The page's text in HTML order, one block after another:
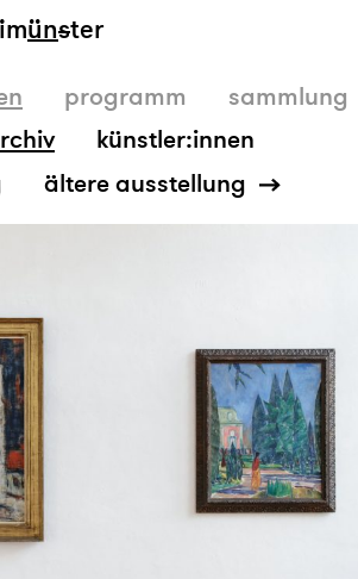
ünster
künstler:innen
programm sammlung
ältere ausstellung